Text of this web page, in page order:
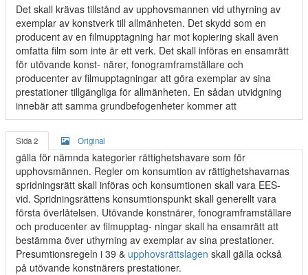
Det skall krävas tillstånd av upphovsmannen vid uthyrning av
exemplar av konstverk till allmänheten. Det skydd som en
producent av en filmupptagning har mot kopiering skall även
omfatta film som inte är ett verk. Det skall införas en ensamrätt
för utövande konst- närer, fonogramframställare och
producenter av filmupptagningar att göra exemplar av sina
prestationer tillgängliga för allmänheten. En sådan utvidgning
innebär att samma grundbefogenheter kommer att
Sida 2 Original
gälla för nämnda kategorier rättighetshavare som för
upphovsmännen. Regler om konsumtion av rättighetshavarnas
spridningsrätt skall införas och konsumtionen skall vara EES-
vid. Spridningsrättens konsumtionspunkt skall generellt vara
första överlåtelsen. Utövande konstnärer, fonogramframställare
och producenter av filmupptag- ningar skall ha ensamrätt att
bestämma över uthyrning av exemplar av sina prestationer.
Presumtionsregeln i 39 & upphovsrättslagen skall gälla också
på utövande konstnärers prestationer.